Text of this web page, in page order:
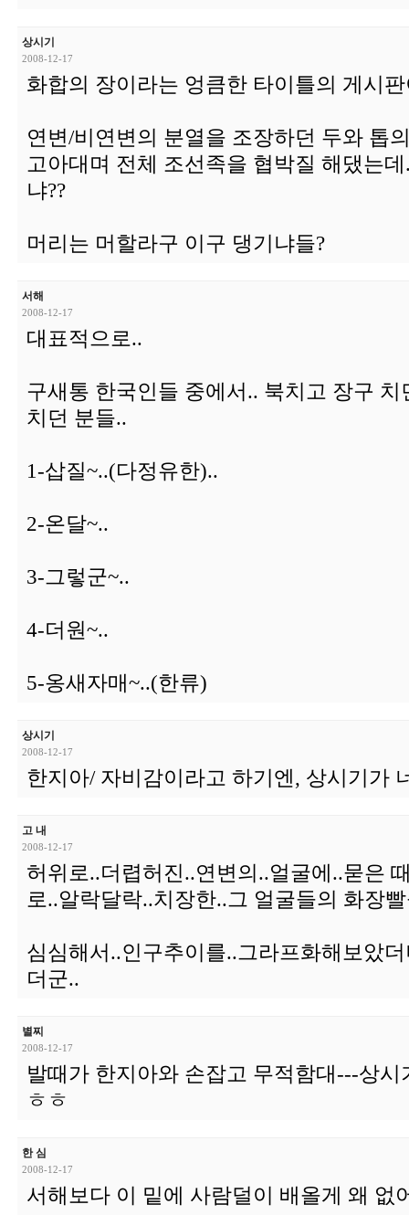
상시기
2008-12-17
화합의 장이라는 엉큼한 타이틀의 게시판
연변/비연변의 분열을 조장하던 두와 톱
고아대며 전체 조선족을 협박질 해댔는
냐??
머리는 머할라구 이구 댕기냐들?
서해
2008-12-17
대표적으로..
구새통 한국인들 중에서.. 북치고 장구
치던 분들..
1-삽질~..(다정유한)..
2-온달~..
3-그렇군~..
4-더원~..
5-옹새자매~..(한류)
상시기
2008-12-17
한지아/ 자비감이라고 하기엔, 상시기가
고 내
2008-12-17
허위로..더렵허진..연변의..얼굴에..묻은
로..알락달락..치장한..그 얼굴들의 화장
심심해서..인구추이를..그라프화해보았
더군..
별찌
2008-12-17
발때가 한지아와 손잡고 무적함대---상
ㅎㅎ
한 심
2008-12-17
서해보다 이 밑에 사람덜이 배올게 왜 없